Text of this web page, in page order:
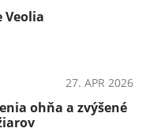
Veolia
27. APR 2026
ohňa a zvýšené